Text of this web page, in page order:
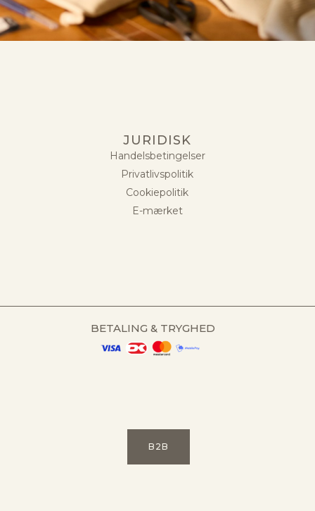
JURIDISK
Handelsbetingelser
Privatlivspolitik
Cookiepolitik
E-mærket
BETALING & TRYGHED
B2B